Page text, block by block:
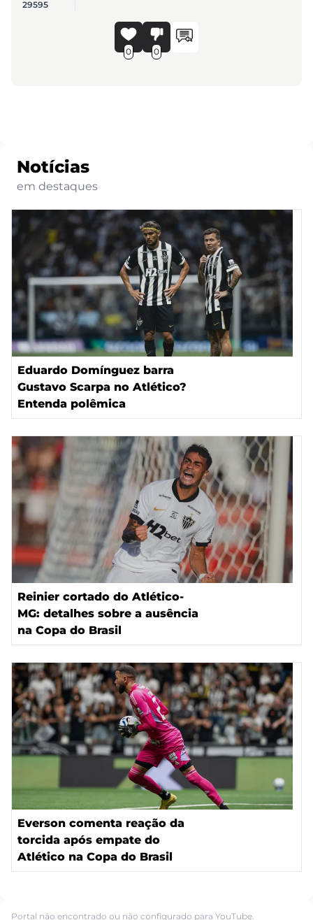
29595
0 0
Notícias
em destaques
Eduardo Domínguez barra
Gustavo Scarpa no Atlético?
Entenda polêmica
Reinier cortado do Atlético-
MG: detalhes sobre a ausência
na Copa do Brasil
Everson comenta reação da
torcida após empate do
Atlético na Copa do Brasil
Portal não encontrado ou não configurado para YouTube.